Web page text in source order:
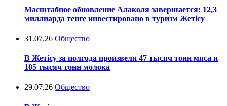
Масштабное обновление Алаколя завершается: 12,3
миллиарда тенге инвестировано в туризм Жетісу
31.07.26 Общество
В Жетісу за полгода произвели 47 тысяч тонн мяса и
105 тысяч тонн молока
29.07.26 Общество